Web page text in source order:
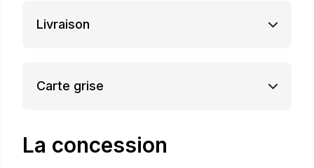
Livraison
Carte grise
La concession